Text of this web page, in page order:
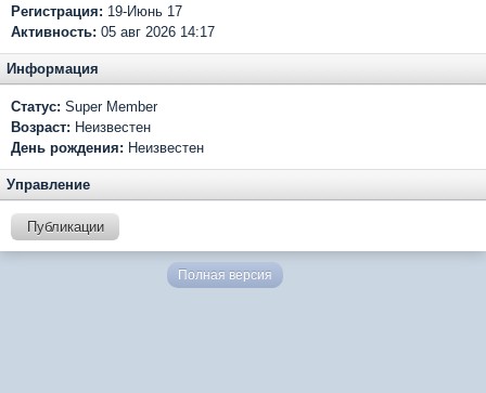
Регистрация: 19-Июнь 17
Активность: 05 авг 2026 14:17
Информация
Статус: Super Member
Возраст: Неизвестен
День рождения: Неизвестен
Управление
Публикации
Полная версия